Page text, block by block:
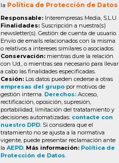
la Política de Protección de Datos
Responsable: Interempresas Media, S.L.U.
Finalidades: Suscripción a nuestra(s)
newsletter(s). Gestión de cuenta de usuario.
Envío de emails relacionados con la misma
o relativos a intereses similares o asociados.
Conservación: mientras dure la relación
con Ud., o mientras sea necesario para llevar
a cabo las finalidades especificadas.
Cesión: Los datos pueden cederse a otras
empresas del grupo por motivos de
gestión interna. Derechos: Acceso,
rectificación, oposición, supresión,
portabilidad, limitación del tratatamiento y
decisiones automatizadas: contacte con
nuestro DPD. Si considera que el
tratamiento no se ajusta a la normativa
vigente, puede presentar reclamación ante
la AEPD. Más información: Política de
Protección de Datos.